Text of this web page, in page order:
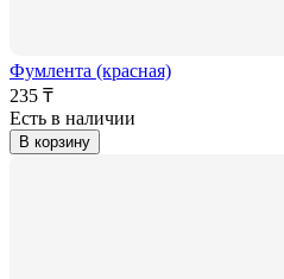
Фумлента (красная)
235 ₸
Есть в наличии
В корзину